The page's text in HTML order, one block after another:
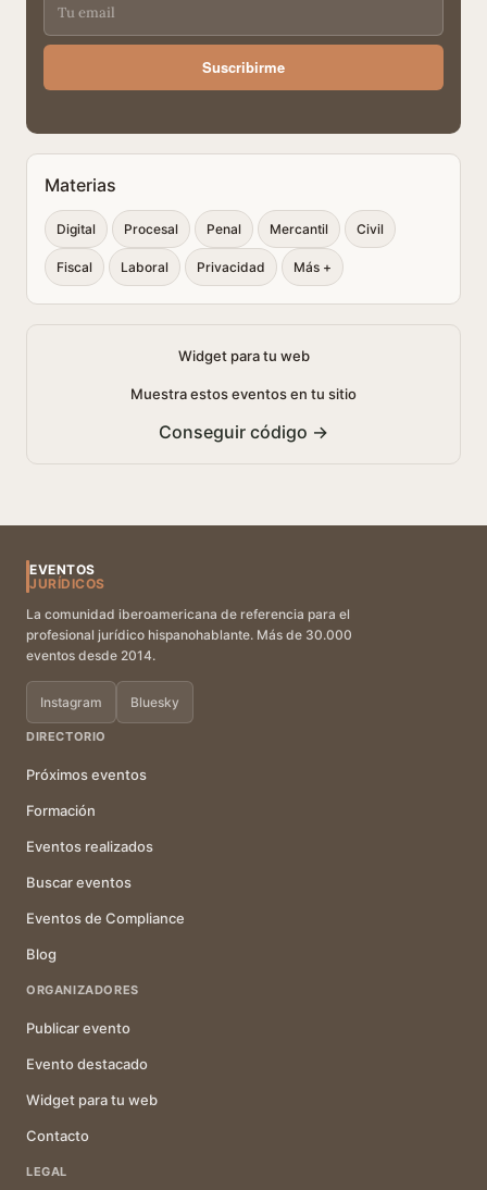
Suscribirme
Materias
Digital Procesal Penal Mercantil Civil
Fiscal Laboral Privacidad Más +
Widget para tu web
Muestra estos eventos en tu sitio
Conseguir código →
EVENTOS
JURÍDICOS
La comunidad iberoamericana de referencia para el
profesional jurídico hispanohablante. Más de 30.000
eventos desde 2014.
Instagram Bluesky
DIRECTORIO
Próximos eventos
Formación
Eventos realizados
Buscar eventos
Eventos de Compliance
Blog
ORGANIZADORES
Publicar evento
Evento destacado
Widget para tu web
Contacto
LEGAL